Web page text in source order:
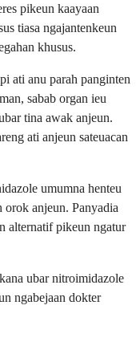
pikeun kaayaan
tiasa ngajantenkeun
khusus.
ati anu parah panginten
sabab organ ieu
tina awak anjeun.
ati anjeun sateuacan
umumna henteu
orok anjeun. Panyadia
alternatif pikeun ngatur
ubar nitroimidazole
ngabejaan dokter